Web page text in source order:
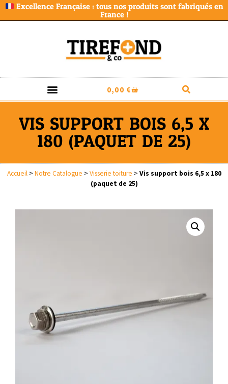
Excellence Française : tous nos produits sont fabriqués en
France !
0,00 €
VIS SUPPORT BOIS 6,5 X
180 (PAQUET DE 25)
Accueil> Notre Catalogue > Visserie toiture > Vis support bois 6,5 x 180
(paquet de 25)